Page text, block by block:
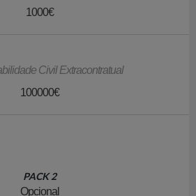
1000€
Civil Extracontratual
100000€
PACK 2
Opcional